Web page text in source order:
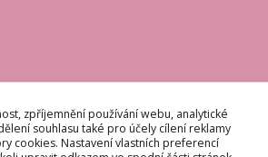
zpříjemnění používání webu, analytické
souhlasu také pro účely cílení reklamy
cookies. Nastavení vlastních preferencí